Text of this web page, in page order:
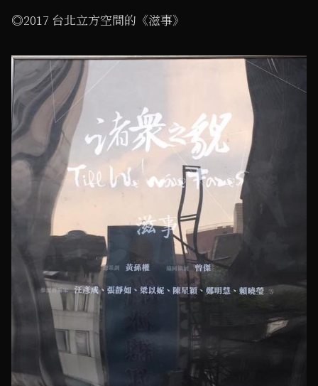
◎2017 台北立方空間的《滋事》